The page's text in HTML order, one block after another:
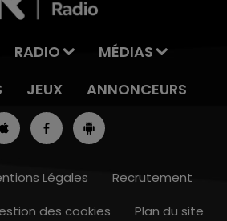
RADIO
MÉDIAS
JEUX ANNONCEURS
Légales
Recrutement
des cookies Plan du site